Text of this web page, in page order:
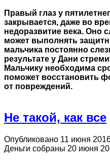
Правый глаз у
закрывается, даже во
недоразвитие века. Оно
может выполнять
мальчика постоянно
результате у Дани
Мальчику необходима
поможет восстановить
от повреждений.
Не такой, как все
Опубликовано 11 июня
Деньги собраны 20 июня